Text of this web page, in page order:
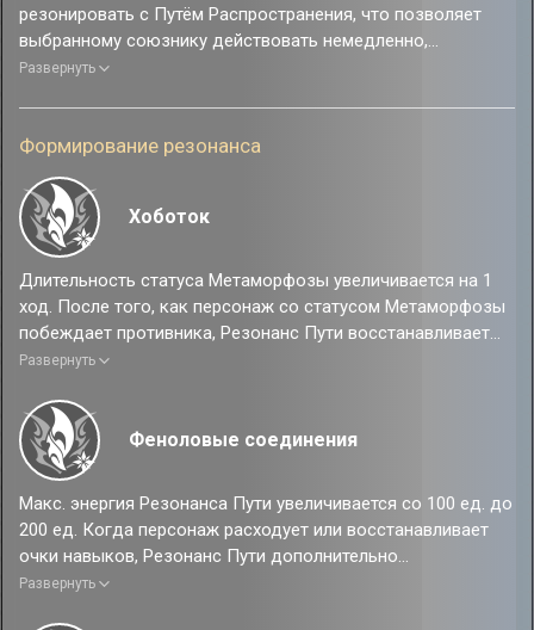
резонировать с Путём Распространения, что позволяет
выбранному союзнику действовать немедленно,
восстанавливает 2 оч. навыков и накладывает на него
Развернуть
Формирование резонанса
Хоботок
Длительность статуса Метаморфозы увеличивается на 1
ход. После того, как персонаж со статусом Метаморфозы
побеждает противника, Резонанс Пути восстанавливает
20% энергии.
Развернуть
Феноловые соединения
Макс. энергия Резонанса Пути увеличивается со 100 ед. до
200 ед. Когда персонаж расходует или восстанавливает
очки навыков, Резонанс Пути дополнительно
восстанавливает 1% энергии.
Развернуть